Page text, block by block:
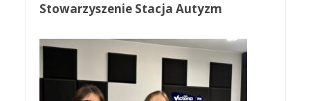
Stowarzyszenie Stacja Autyzm